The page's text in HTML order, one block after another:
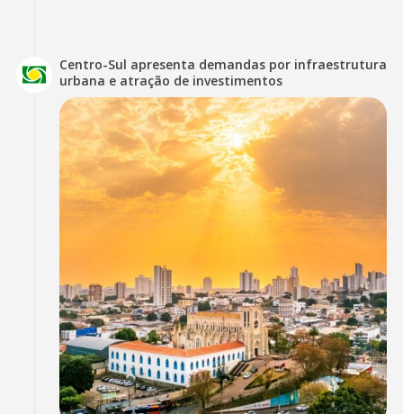
Centro-Sul apresenta demandas por infraestrutura
urbana e atração de investimentos